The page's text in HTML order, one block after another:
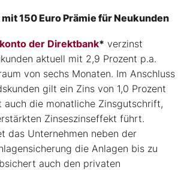
150 Euro Prämie für Neukunden
der Direktbank* verzinst
aktuell mit 2,9 Prozent p.a.
von sechs Monaten. Im Anschluss
gilt ein Zins von 1,0 Prozent
auch die monatliche Zinsgutschrift,
Zinseszinseffekt führt.
das Unternehmen neben der
die Anlagen bis zu
auch den privaten